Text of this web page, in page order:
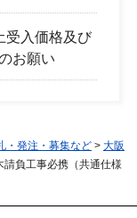
入価格及び
お願い
・発注・募集など > 大阪
請負工事必携（共通仕様